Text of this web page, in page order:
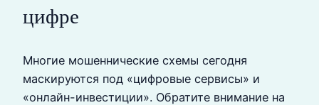
цифре
Многие мошеннические схемы сегодня
маскируются под «цифровые сервисы» и
«онлайн-инвестиции». Обратите внимание на